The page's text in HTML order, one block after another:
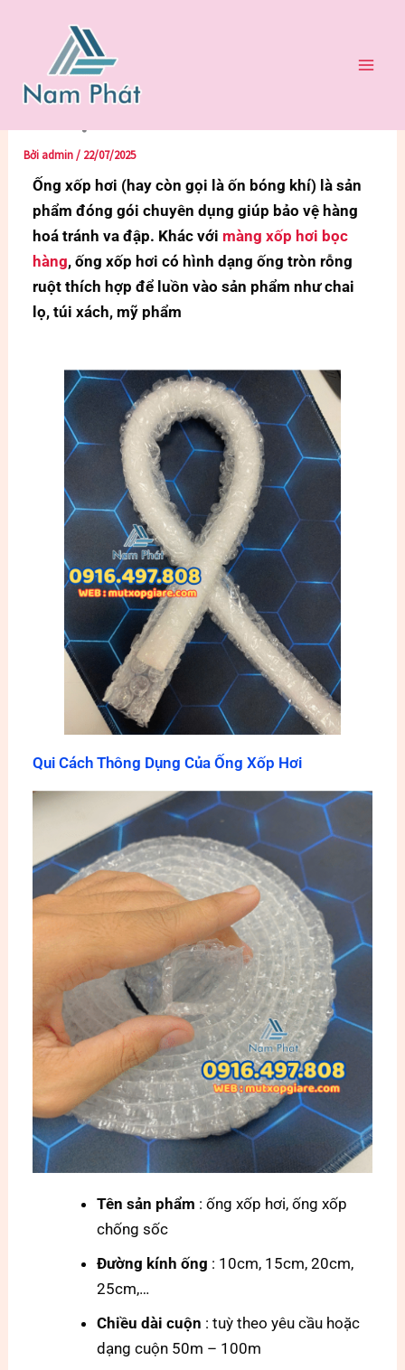
dung
Trang chủ
ỐNG XỐP HƠI BỌC HÀNG GIÁ RẺ TẠI TPHCM
ỐNG XỐP HƠI BỌC HÀNG GIÁ
RẺ TẠI TPHCM
Bởi admin/ 22/07/2025
Ống xốp hơi (hay còn gọi là ốn bóng khí) là sản
phẩm đóng gói chuyên dụng giúp bảo vệ hàng
hoá tránh va đập. Khác với màng xốp hơi bọc
hàng, ống xốp hơi có hình dạng ống tròn rỗng
ruột thích hợp để luồn vào sản phẩm như chai
lọ, túi xách, mỹ phẩm
Qui Cách Thông Dụng Của Ống Xốp Hơi
Tên sản phẩm : ống xốp hơi, ống xốp
chống sốc
Đường kính ống : 10cm, 15cm, 20cm,
25cm,…
Chiều dài cuộn : tuỳ theo yêu cầu hoặc
dạng cuộn 50m – 100m